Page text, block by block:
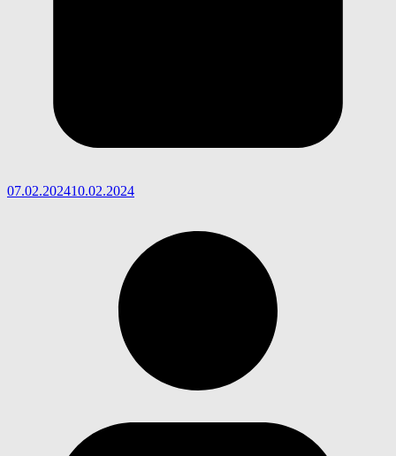
07.02.202410.02.2024